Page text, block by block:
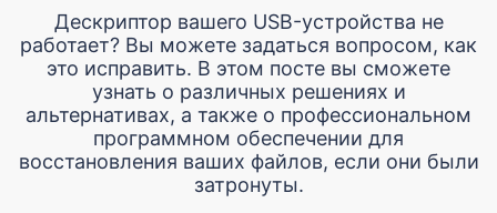
Покупка
Поддержка
Восстановление документов
Восстановление с устройств
УЗНАЙТЕ ОБО ВСЕХ ФУНКЦИЯХ
Решение проблем с файлами
Решение проблем с компьютером
Решения для устройств хранения данных
Решения для резервного копирования
Помощь
Руководство пользователя
Справочный центр
СКАЧАТЬ БЕСПЛАТНО Войти
Дескриптор вашего USB-устройства не
работает? Вы можете задаться вопросом, как
это исправить. В этом посте вы сможете
узнать о различных решениях и
альтернативах, а также о профессиональном
программном обеспечении для
восстановления ваших файлов, если они были
затронуты.